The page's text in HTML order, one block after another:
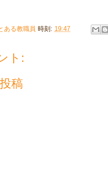
ある教職員 時刻: 19:47
ト:
稿